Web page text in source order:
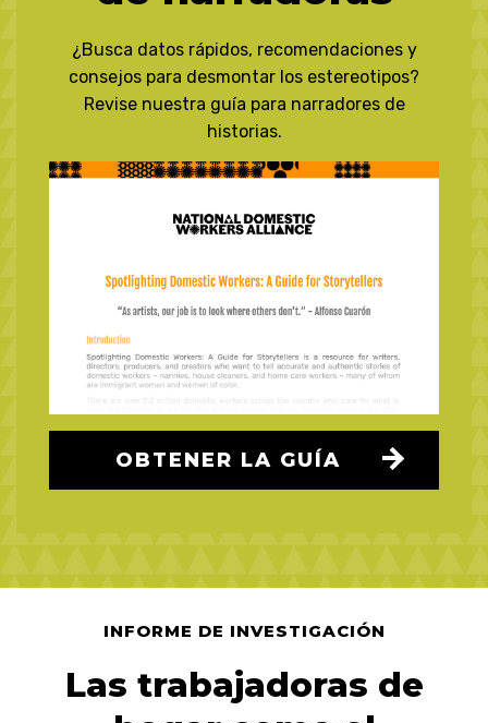
¿Busca datos rápidos, recomendaciones y
consejos para desmontar los estereotipos?
Revise nuestra guía para narradores de
historias.
OBTENER LA GUÍA
INFORME DE INVESTIGACIÓN
Las trabajadoras de